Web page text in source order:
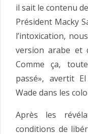
il sait le contenu
Président Macky
l’intoxication,
version arabe et
Comme ça,
passé», avertit
Wade dans les
Après les
conditions de